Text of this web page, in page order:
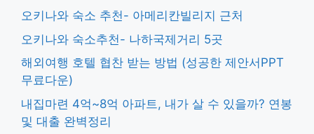
오키나와 숙소 추천- 아메리칸빌리지 근처
오키나와 숙소추천- 나하국제거리 5곳
해외여행 호텔 협찬 받는 방법 (성공한 제안서PPT
무료다운)
내집마련 4억~8억 아파트, 내가 살 수 있을까? 연봉
및 대출 완벽정리